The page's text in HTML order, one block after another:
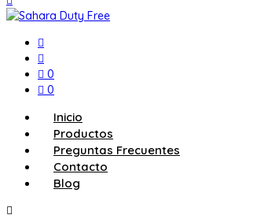
0
0
Inicio
Productos
Preguntas Frecuentes
Contacto
Blog